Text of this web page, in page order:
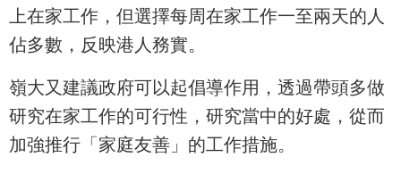
上在家工作，但選擇每周在家工作一至兩天的人
佔多數，反映港人務實。
嶺大又建議政府可以起倡導作用，透過帶頭多做
研究在家工作的可行性，研究當中的好處，從而
加強推行「家庭友善」的工作措施。